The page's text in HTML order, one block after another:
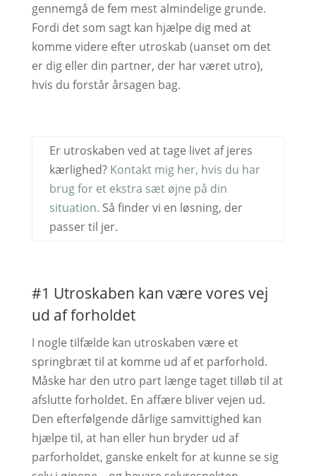
gennemgå de fem mest almindelige grunde.
Fordi det som sagt kan hjælpe dig med at
komme videre efter utroskab (uanset om det
er dig eller din partner, der har været utro),
hvis du forstår årsagen bag.
Er utroskaben ved at tage livet af jeres
kærlighed? Kontakt mig her, hvis du har
brug for et ekstra sæt øjne på din
situation. Så finder vi en løsning, der
passer til jer.
#1 Utroskaben kan være vores vej
ud af forholdet
I nogle tilfælde kan utroskaben være et
springbræt til at komme ud af et parforhold.
Måske har den utro part længe taget tilløb til at
afslutte forholdet. En affære bliver vejen ud.
Den efterfølgende dårlige samvittighed kan
hjælpe til, at han eller hun bryder ud af
parforholdet, ganske enkelt for at kunne se sig